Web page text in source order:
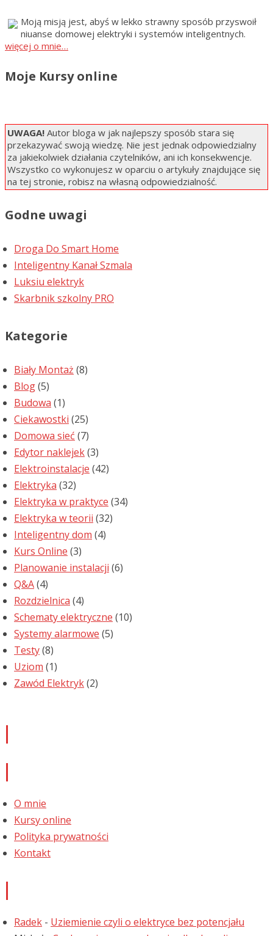
Moją misją jest, abyś w lekko strawny sposób przyswoił
niuanse domowej elektryki i systemów inteligentnych.
więcej o mnie…
Moje Kursy online
UWAGA! Autor bloga w jak najlepszy sposób stara się
przekazywać swoją wiedzę. Nie jest jednak odpowiedzialny
za jakiekolwiek działania czytelników, ani ich konsekwencje.
Wszystko co wykonujesz w oparciu o artykuły znajdujące się
na tej stronie, robisz na własną odpowiedzialność.
Godne uwagi
Droga Do Smart Home
Inteligentny Kanał Szmala
Luksiu elektryk
Skarbnik szkolny PRO
Kategorie
Biały Montaż (8)
Blog(5)
Budowa (1)
Ciekawostki (25)
Domowa sieć (7)
Edytor naklejek(3)
Elektroinstalacje (42)
Elektryka (32)
Elektryka w praktyce (34)
Elektryka w teorii (32)
Inteligentny dom (4)
Kurs Online (3)
Planowanie instalacji (6)
Q&A(4)
Rozdzielnica (4)
Schematy elektryczne (10)
Systemy alarmowe (5)
Testy(8)
Uziom (1)
Zawód Elektryk(2)
O mnie
Kursy online
Polityka prywatności
Kontakt
Radek - Uziemienie czyli o elektryce bez potencjału